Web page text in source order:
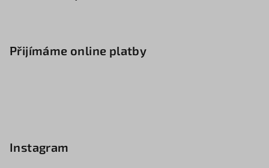
Přijímáme online platby
Instagram